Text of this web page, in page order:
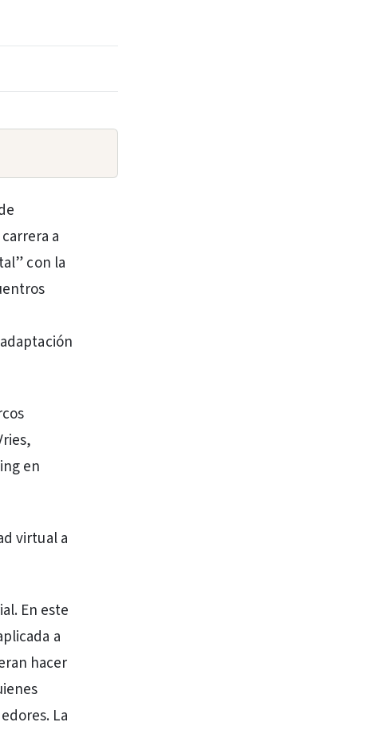
a
con la
en
virtual a
En este
a
hacer
La